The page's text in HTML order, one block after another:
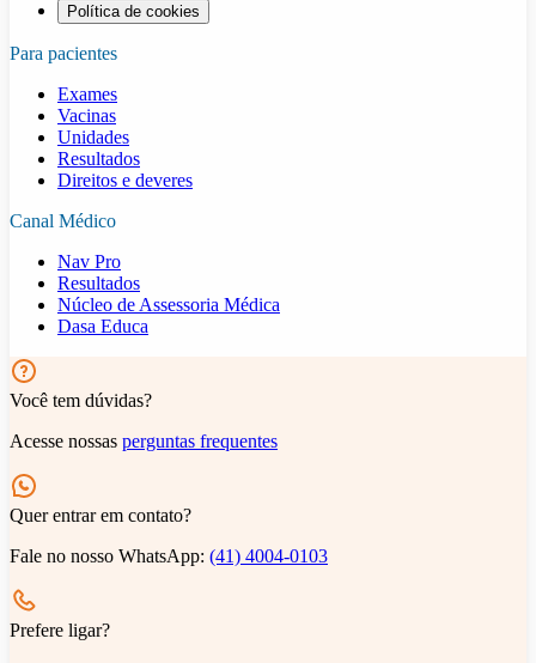
Política de cookies
Para pacientes
Exames
Vacinas
Unidades
Resultados
Direitos e deveres
Canal Médico
Nav Pro
Resultados
Núcleo de Assessoria Médica
Dasa Educa
Você tem dúvidas?
Acesse nossas perguntas frequentes
Quer entrar em contato?
Fale no nosso WhatsApp: (41) 4004-0103
Prefere ligar?